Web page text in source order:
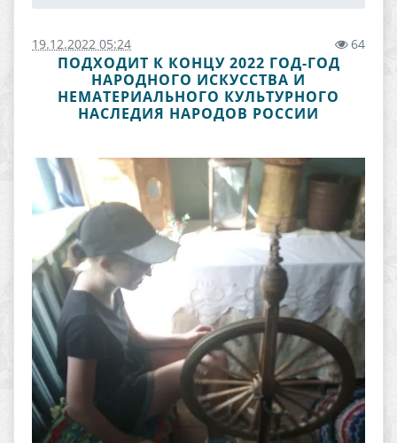
19.12.2022 05:24 64
ПОДХОДИТ К КОНЦУ 2022 ГОД-ГОД
НАРОДНОГО ИСКУССТВА И
НЕМАТЕРИАЛЬНОГО КУЛЬТУРНОГО
НАСЛЕДИЯ НАРОДОВ РОССИИ